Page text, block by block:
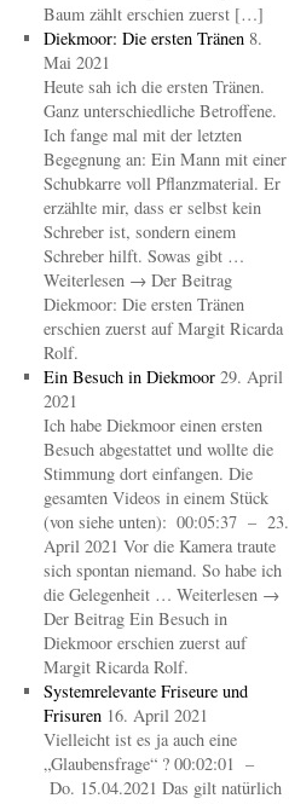
Baum zählt erschien zuerst […]
Diekmoor: Die ersten Tränen 8.
Mai 2021
Heute sah ich die ersten Tränen.
Ganz unterschiedliche Betroffene.
Ich fange mal mit der letzten
Begegnung an: Ein Mann mit einer
Schubkarre voll Pflanzmaterial. Er
erzählte mir, dass er selbst kein
Schreber ist, sondern einem
Schreber hilft. Sowas gibt …
Weiterlesen → Der Beitrag
Diekmoor: Die ersten Tränen
erschien zuerst auf Margit Ricarda
Rolf.
Ein Besuch in Diekmoor 29. April
2021
Ich habe Diekmoor einen ersten
Besuch abgestattet und wollte die
Stimmung dort einfangen. Die
gesamten Videos in einem Stück
(von siehe unten): 00:05:37 – 23.
April 2021 Vor die Kamera traute
sich spontan niemand. So habe ich
die Gelegenheit … Weiterlesen →
Der Beitrag Ein Besuch in
Diekmoor erschien zuerst auf
Margit Ricarda Rolf.
Systemrelevante Friseure und
Frisuren 16. April 2021
Vielleicht ist es ja auch eine
„Glaubensfrage“ ? 00:02:01 –
Do. 15.04.2021 Das gilt natürlich